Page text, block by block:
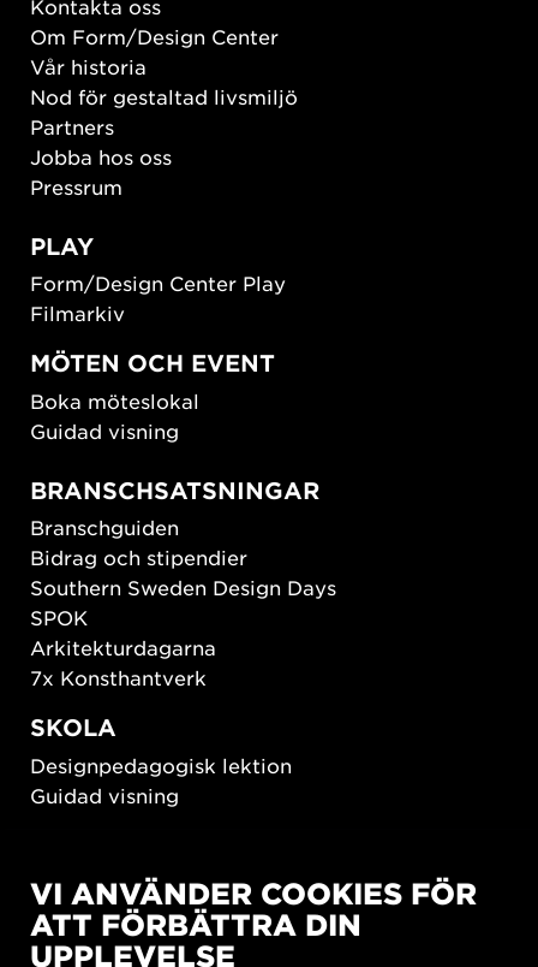
Kontakta oss
Om Form/Design Center
Vår historia
Nod för gestaltad livsmiljö
Partners
Jobba hos oss
Pressrum
PLAY
Form/Design Center Play
Filmarkiv
MÖTEN OCH EVENT
Boka möteslokal
Guidad visning
BRANSCHSATSNINGAR
Branschguiden
Bidrag och stipendier
Southern Sweden Design Days
SPOK
Arkitekturdagarna
7x Konsthantverk
SKOLA
Designpedagogisk lektion
Guidad visning
New European Bauhaus
SUSTAINORDIC
Share Future Living
VI ANVÄNDER COOKIES FÖR
ATT FÖRBÄTTRA DIN
UPPLEVELSE